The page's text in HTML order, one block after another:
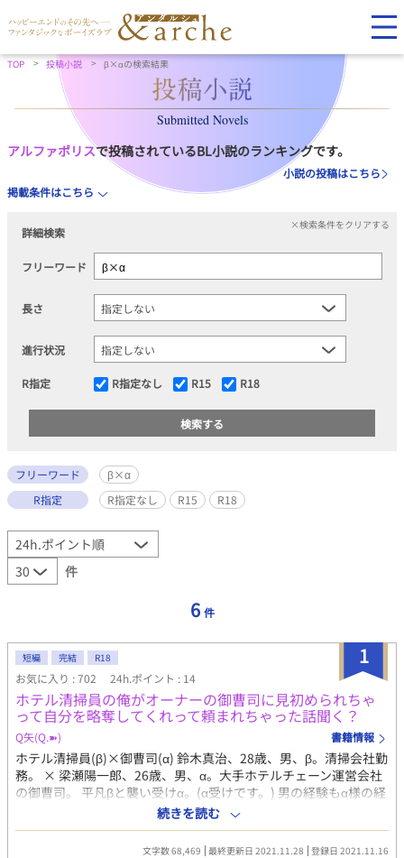
TOP 投稿小説 β×αの検索結果
Submitted Novels
アルファポリスで投稿されているBL小説のランキングです。
小説の投稿はこちら
掲載条件はこちら
詳細検索
×検索条件をクリアする
フリーワード
長さ
進行状況
R指定 R指定なし R15 R18
フリーワード
β×α
R指定
R指定なし R15 R18
件
6 件
1
短編 完結 R18
お気に入り : 702 24h.ポイント : 14
ホテル清掃員の俺がオーナーの御曹司に見初められちゃ
って自分を略奪してくれって頼まれちゃった話聞く？
Q矢(Q.➽) 書籍情報
ホテル清掃員(β)×御曹司(α) 鈴木真治、28歳、男、β。清掃会社勤
務。 × 梁瀬陽一郎、26歳、男、α。大手ホテルチェーン運営会社
の御曹司。 平凡βと襲い受けα。(α受けです。) 男の経験もα様の経
験も無いヘテロな凡百βに、ガチベタにフォーリンラブした御曹司
の猛アタック始まります。 ビッチΩと政略結婚とかしてる場合じ
続きを読む
文字数 68,469 最終更新日 2021.11.28 登録日 2021.11.16